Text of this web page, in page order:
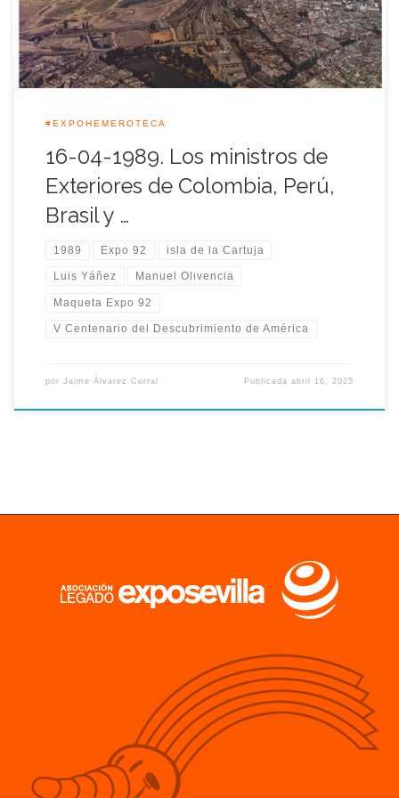
#EXPOHEMEROTECA
16-04-1989. Los ministros de
Exteriores de Colombia, Perú,
Brasil y …
1989 Expo 92 isla de la Cartuja
Luis Yáñez Manuel Olivencia
Maqueta Expo 92
V Centenario del Descubrimiento de América
por Jaime Álvarez Corral Publicadaabril 16, 2025